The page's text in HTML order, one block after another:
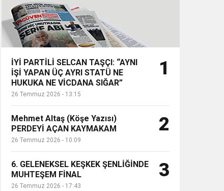
İYİ PARTİLİ SELCAN TAŞÇI: “AYNI
İŞİ YAPAN ÜÇ AYRI STATÜ NE
HUKUKA NE VİCDANA SIĞAR”
26 Temmuz 2026 - 13:15
1
Mehmet Altaş (Köşe Yazısı)
PERDEYİ AÇAN KAYMAKAM
26 Temmuz 2026 - 10:09
2
6. GELENEKSEL KEŞKEK ŞENLİĞİNDE
MUHTEŞEM FİNAL
26 Temmuz 2026 - 17:43
3